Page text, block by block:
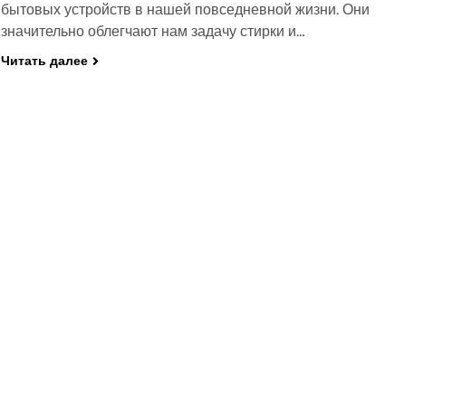
бытовых устройств в нашей повседневной жизни. Они
значительно облегчают нам задачу стирки и…
Читать далее